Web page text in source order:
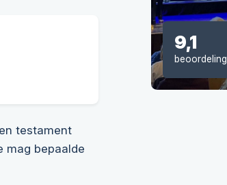
testament
mag bepaalde
9,1
beoordeling